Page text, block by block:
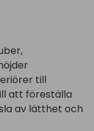
till
att föreställa
av lätthet och